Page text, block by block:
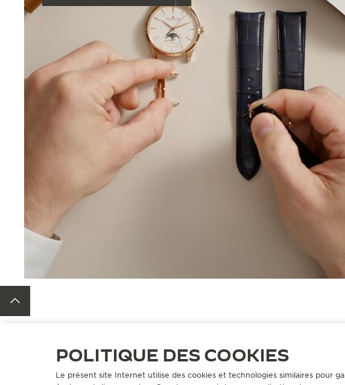
BRACELETSQC05086Z
POLITIQUE DES COOKIES
Le présent site Internet utilise des cookies et technologies similaires pour